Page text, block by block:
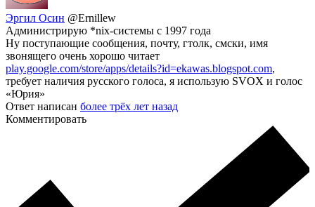
Эргил Осин @Ernillew
Администрирую *nix-системы с 1997 года
Ну поступающие сообщения, почту, гтолк, смски, имя
звонящего очень хорошо читает
play.google.com/store/apps/details?id=ekawas.blogspot.com,
требует наличия русского голоса, я использую SVOX и голос
«Юрия»
Ответ написан более трёх лет назад
Комментировать